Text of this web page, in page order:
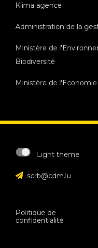
Klima agence
Administration de la
Ministère de
Biodiversité
Ministère de l'Economie
Light theme
scrb@cdm.lu
Politique de
confidentialité